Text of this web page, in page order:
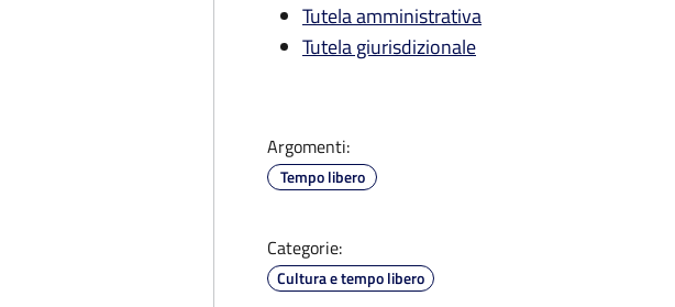
Tutela amministrativa
Tutela giurisdizionale
Argomenti:
Tempo libero
Categorie:
Cultura e tempo libero